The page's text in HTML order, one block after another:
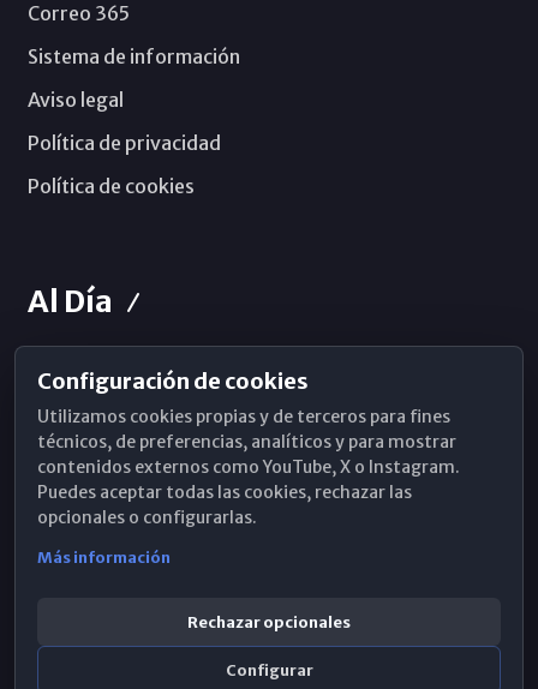
Correo 365
Sistema de información
Aviso legal
Política de privacidad
Política de cookies
Al Día
Horarios de Misa
Hemeroteca
WhatsApp
Configuración de cookies
Utilizamos cookies propias y de terceros para fines
técnicos, de preferencias, analíticos y para mostrar
contenidos externos como YouTube, X o Instagram.
Puedes aceptar todas las cookies, rechazar las
opcionales o configurarlas.
Más información
Rechazar opcionales
Configurar